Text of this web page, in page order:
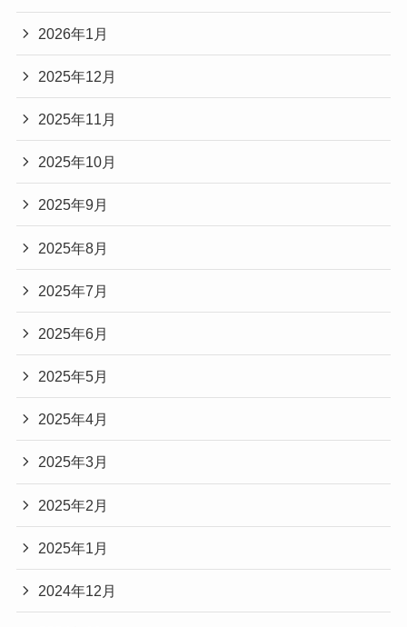
2026年1月
2025年12月
2025年11月
2025年10月
2025年9月
2025年8月
2025年7月
2025年6月
2025年5月
2025年4月
2025年3月
2025年2月
2025年1月
2024年12月